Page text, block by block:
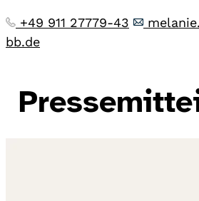
+49 911 27779-43
bb.de